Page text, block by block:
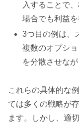
入することで
場合でも利益を
3つ目の例は、
複数のオプシ
を分散させな
これらの具体的な
ては多くの戦略が
ます。しかし、適